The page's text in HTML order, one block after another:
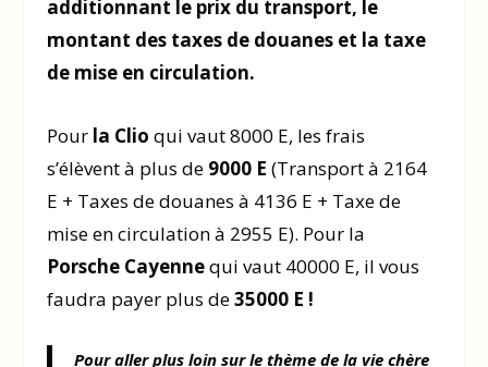
additionnant le prix du transport, le
montant des taxes de douanes et la taxe
de mise en circulation.
Pour la Clio qui vaut 8000 E, les frais
s’élèvent à plus de 9000 E (Transport à 2164
E + Taxes de douanes à 4136 E + Taxe de
mise en circulation à 2955 E). Pour la
Porsche Cayennequi vaut 40000 E, il vous
faudra payer plus de35000 E !
Pour aller plus loin sur le thème de la vie chère